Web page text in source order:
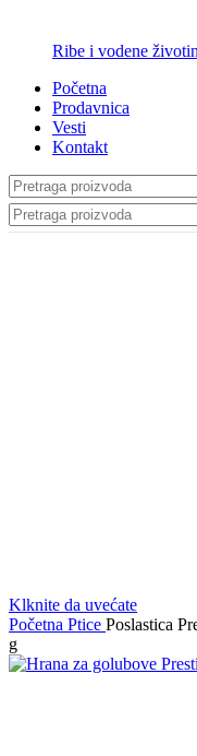
Ribe i vodene
Početna
Prodavnica
Vesti
Kontakt
Klknite da uvećate
Početna Ptice Poslastica
g